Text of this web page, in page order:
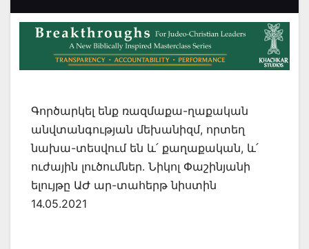
Գործարկել ենք ռազմաքա-ղաքական
անվտանգության մեխանիզմ, որտեղ
նախա-տեսվում են և՛ քաղաքական, և՛
ուժային լուծումներ. Նիկոլ Փաշինյանի
ելույթը ԱԺ ար-տահերթ նիստին
14.05.2021